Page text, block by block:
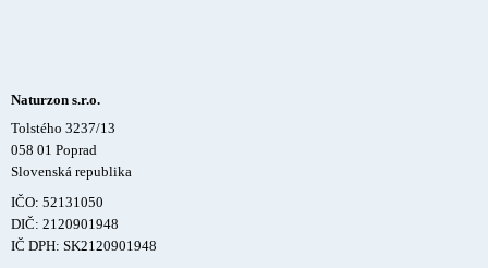
Naturzon s.r.o.
Tolstého 3237/13
058 01 Poprad
Slovenská republika
IČO: 52131050
DIČ: 2120901948
IČ DPH: SK2120901948